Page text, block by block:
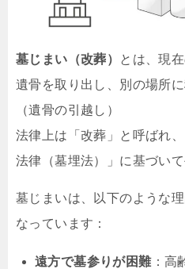
墓じまい（改葬）
とは、現
遺骨を取り出し、別の場所
（遺骨の引越し）
法律上は「改葬」と呼ばれ
法律（墓埋法）」に基づい
墓じまいは、以下のような
なっています：
遠方で墓参りが困難：高